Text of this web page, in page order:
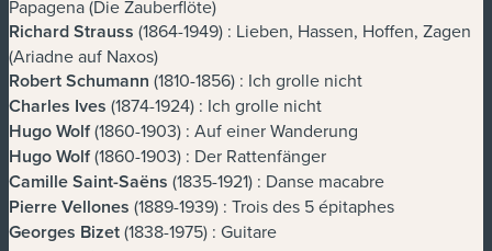
Papagena (Die Zauberflöte)
Richard Strauss (1864-1949) : Lieben, Hassen, Hoffen, Zagen
(Ariadne auf Naxos)
Robert Schumann (1810-1856) : Ich grolle nicht
Charles Ives (1874-1924) : Ich grolle nicht
Hugo Wolf(1860-1903) : Auf einer Wanderung
Hugo Wolf(1860-1903) : Der Rattenfänger
Camille Saint-Saëns (1835-1921) : Danse macabre
Pierre Vellones (1889-1939) : Trois des 5 épitaphes
Georges Bizet(1838-1975) : Guitare